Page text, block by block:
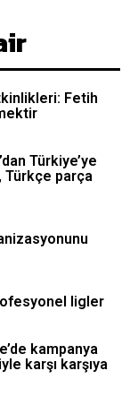
Fetih
Türkiye’ye
Türkçe parça
ligler
kampanya
karşı karşıya